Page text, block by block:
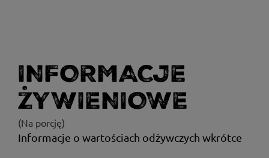
INFORMACJE
ŻYWIENIOWE
(Na porcję)
Informacje o wartościach odżywczych wkrótce